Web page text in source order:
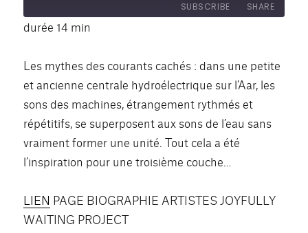
seconds
SUBSCRIBE SHARE
EMBED
durée 14 min
Les mythes des courants cachés : dans une petite
et ancienne centrale hydroélectrique sur l’Aar, les
sons des machines, étrangement rythmés et
répétitifs, se superposent aux sons de l’eau sans
vraiment former une unité. Tout cela a été
l’inspiration pour une troisième couche…
LIEN PAGE BIOGRAPHIE ARTISTES JOYFULLY
WAITING PROJECT